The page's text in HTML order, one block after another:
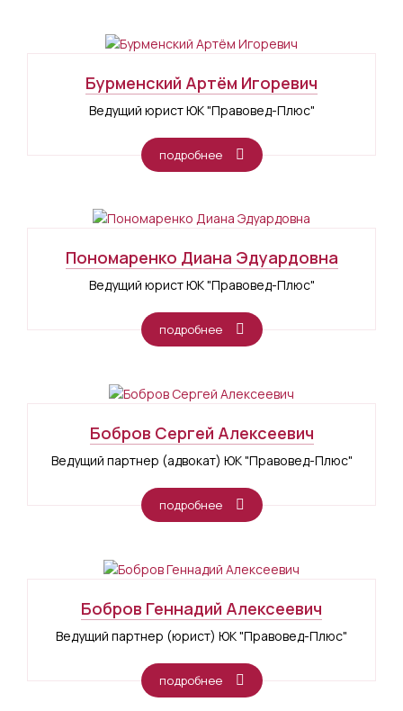
Бурменский Артём Игоревич
Ведущий юрист ЮК "Правовед-Плюс"
подробнее
Пономаренко Диана Эдуардовна
Ведущий юрист ЮК "Правовед-Плюс"
подробнее
Бобров Сергей Алексеевич
Ведущий партнер (адвокат) ЮК "Правовед-Плюс"
подробнее
Бобров Геннадий Алексеевич
Ведущий партнер (юрист) ЮК "Правовед-Плюс"
подробнее